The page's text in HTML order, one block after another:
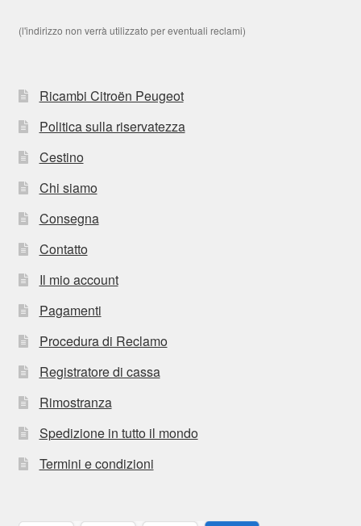
(l'indirizzo non verrà utilizzato per eventuali reclami)
Ricambi Citroën Peugeot
Politica sulla riservatezza
Cestino
Chi siamo
Consegna
Contatto
Il mio account
Pagamenti
Procedura di Reclamo
Registratore di cassa
Rimostranza
Spedizione in tutto il mondo
Termini e condizioni